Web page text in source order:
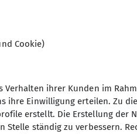
Cookie)
ihrer Kunden im
ihre Einwilligung erteilen. Zu
erstellt. Die Erstellung der
Stelle ständig zu verbessern.